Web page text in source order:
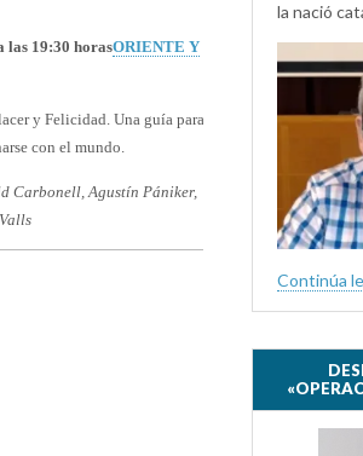
las 19:30 horasORIENTE Y
y Felicidad. Una guía para
con el mundo.
Carbonell, Agustín Pániker,
la nació
Continúa